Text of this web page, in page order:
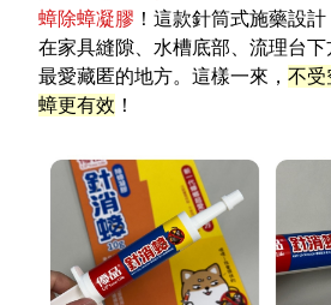
蟑除蟑凝膠 ！這款針筒式施藥設
在家具縫隙、水槽底部、流理台
最愛藏匿的地方。這樣一來， 不受
蟑更有效 ！